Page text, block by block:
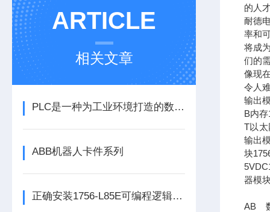
ARTICLE
相关文章
PLC是一种为工业环境打造的数字运算电子装置
ABB机器人卡件系列
正确安装1756-L85E可编程逻辑控制器能为企业节省大量的时间
的人
耐德
率和
将成
们的
像现
令人
输出
B内
T以太
输出
块
器模
AB